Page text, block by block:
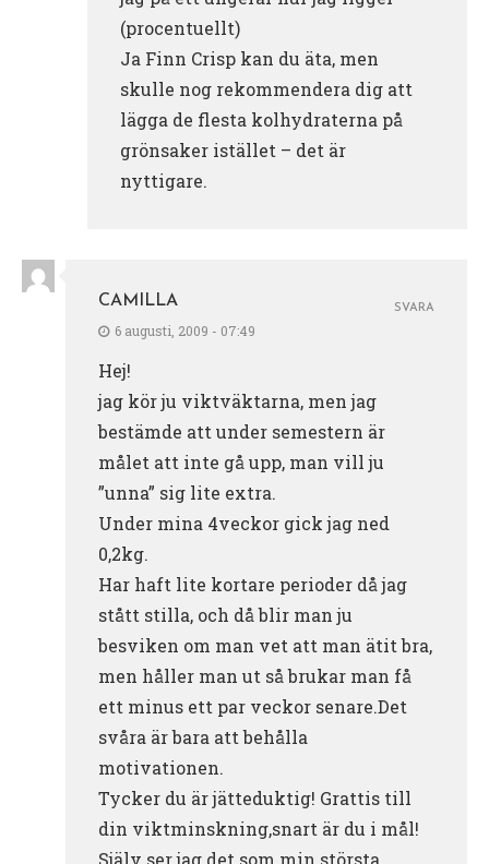
(procentuellt)
Ja Finn Crisp kan du äta, men
skulle nog rekommendera dig att
lägga de flesta kolhydraterna på
grönsaker istället – det är
nyttigare.
CAMILLA
6 augusti, 2009 - 07:49
Hej!
jag kör ju viktväktarna, men jag
bestämde att under semestern är
målet att inte gå upp, man vill ju
”unna” sig lite extra.
Under mina 4veckor gick jag ned
0,2kg.
Har haft lite kortare perioder då jag
stått stilla, och då blir man ju
besviken om man vet att man ätit bra,
men håller man ut så brukar man få
ett minus ett par veckor senare.Det
svåra är bara att behålla
motivationen.
Tycker du är jätteduktig! Grattis till
din viktminskning,snart är du i mål!
Själv ser jag det som min största
SVARA